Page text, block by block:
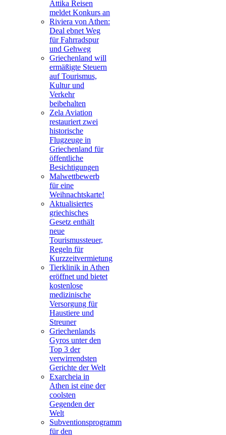
Attika Reisen
meldet Konkurs an
Riviera von Athen:
Deal ebnet Weg
für Fahrradspur
und Gehweg
Griechenland will
ermäßigte Steuern
auf Tourismus,
Kultur und
Verkehr
beibehalten
Zela Aviation
restauriert zwei
historische
Flugzeuge in
Griechenland für
öffentliche
Besichtigungen
Malwettbewerb
für eine
Weihnachtskarte!
Aktualisiertes
griechisches
Gesetz enthält
neue
Tourismussteuer,
Regeln für
Kurzzeitvermietung
Tierklinik in Athen
eröffnet und bietet
kostenlose
medizinische
Versorgung für
Haustiere und
Streuner
Griechenlands
Gyros unter den
Top 3 der
verwirrendsten
Gerichte der Welt
Exarcheia in
Athen ist eine der
coolsten
Gegenden der
Welt
Subventionsprogramm
für den